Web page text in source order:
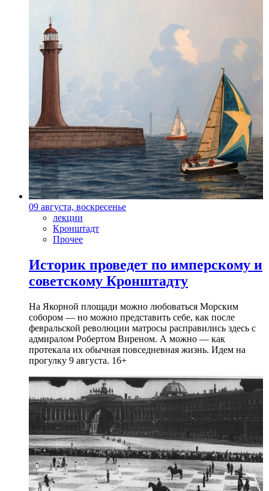
09 августа, воскресенье
лекции
Кронштадт
Прочее
Историк проведет по имперскому и
советскому Кронштадту
На Якорной площади можно любоваться Морским
собором — но можно представить себе, как после
февральской революции матросы расправились здесь с
адмиралом Робертом Виреном. А можно — как
протекала их обычная повседневная жизнь. Идем на
прогулку 9 августа. 16+